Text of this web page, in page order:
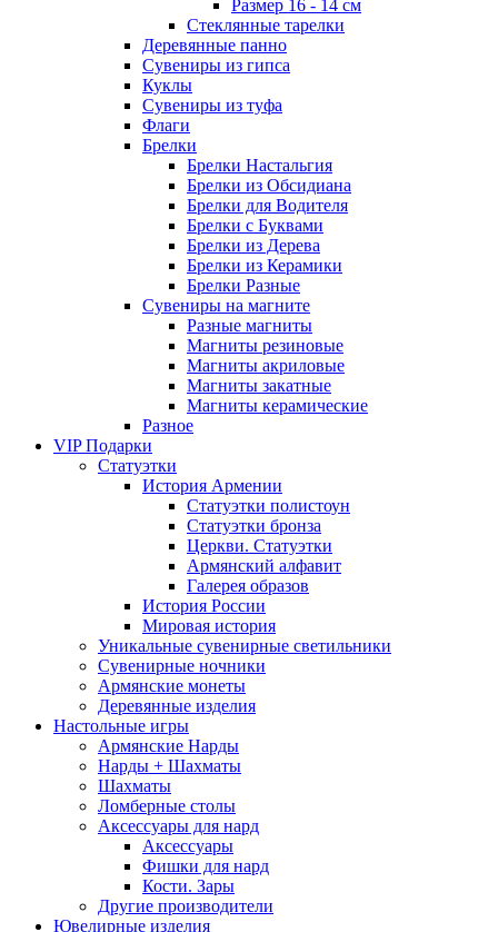
Размер 16 - 14 см
Стеклянные тарелки
Деревянные панно
Сувениры из гипса
Куклы
Сувениры из туфа
Флаги
Брелки
Брелки Настальгия
Брелки из Обсидиана
Брелки для Водителя
Брелки с Буквами
Брелки из Дерева
Брелки из Керамики
Брелки Разные
Сувениры на магните
Разные магниты
Магниты резиновые
Магниты акриловые
Магниты закатные
Магниты керамические
Разное
VIP Подарки
Статуэтки
История Армении
Статуэтки полистоун
Статуэтки бронза
Церкви. Статуэтки
Армянский алфавит
Галерея образов
История России
Мировая история
Уникальные сувенирные светильники
Сувенирные ночники
Армянские монеты
Деревянные изделия
Настольные игры
Армянские Нарды
Нарды + Шахматы
Шахматы
Ломберные столы
Аксессуары для нард
Аксессуары
Фишки для нард
Кости. Зары
Другие производители
Ювелирные изделия